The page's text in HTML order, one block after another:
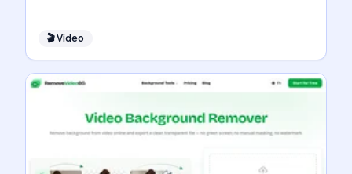
🎬Video